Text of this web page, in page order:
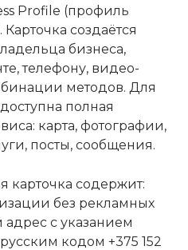
Profile (профиль
создаётся
бизнеса,
телефону, видео-
методов. Для
полная
карта, фотографии,
посты, сообщения.
карточка содержит:
без рекламных
с указанием
кодом +375 152